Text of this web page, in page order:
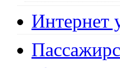
Интернет